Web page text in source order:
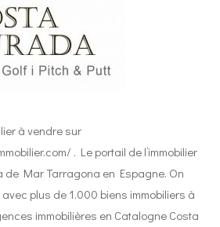
à vendre sur
. Le portail de l’immobilier
de Mar Tarragona en Espagne. On
plus de 1.000 biens immobiliers à
immobilières en Catalogne Costa